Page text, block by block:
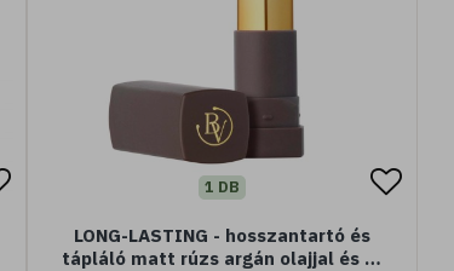
1 DB
LONG-LASTING - hosszantartó és
tápláló matt rúzs argán olajjal és E-